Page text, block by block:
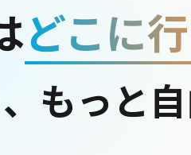
どこに
もっと